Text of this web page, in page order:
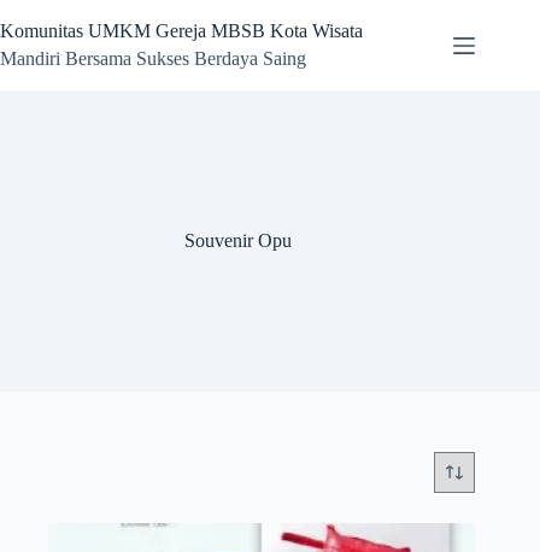
to
content
Komunitas UMKM Gereja MBSB Kota Wisata
Mandiri Bersama Sukses Berdaya Saing
Souvenir Opu